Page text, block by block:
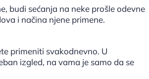
budi sećanja na neke prošle odevne
i načina njene primene.
primeniti svakodnevno. U
izgled, na vama je samo da se